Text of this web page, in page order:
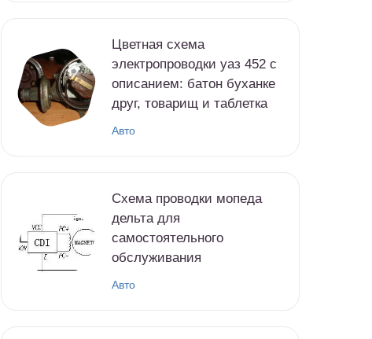
Цветная схема
электропроводки уаз 452 с
описанием: батон буханке
друг, товарищ и таблетка
Авто
Схема проводки мопеда
дельта для
самостоятельного
обслуживания
Авто